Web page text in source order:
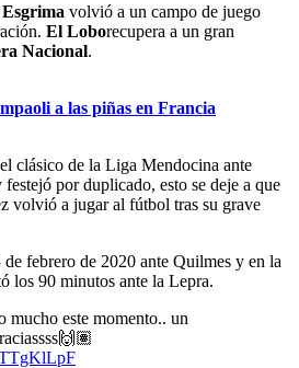
volvió a un campo de juego
El Loborecupera a un gran
Nacional.
a las piñas en Francia
clásico de la Liga Mendocina ante
por duplicado, esto se deje a que
volvió a jugar al fútbol tras su grave
febrero de 2020 ante Quilmes y en la
los 90 minutos ante la Lepra.
mucho este momento.. un